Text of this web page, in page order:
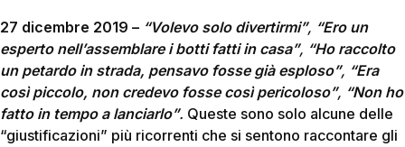
27 dicembre 2019 – “Volevo solo divertirmi”, “Ero un
esperto nell’assemblare i botti fatti in casa”, “Ho raccolto
un petardo in strada, pensavo fosse già esploso”, “Era
così piccolo, non credevo fosse così pericoloso”, “Non ho
fatto in tempo a lanciarlo”. Queste sono solo alcune delle
“giustificazioni” più ricorrenti che si sentono raccontare gli